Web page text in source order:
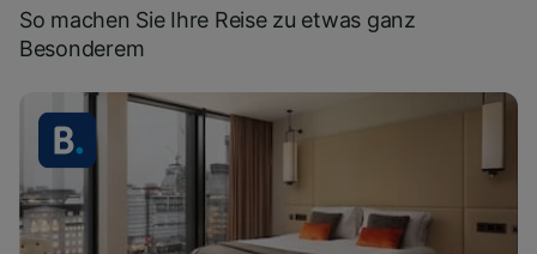
So machen Sie Ihre Reise zu etwas ganz
Besonderem